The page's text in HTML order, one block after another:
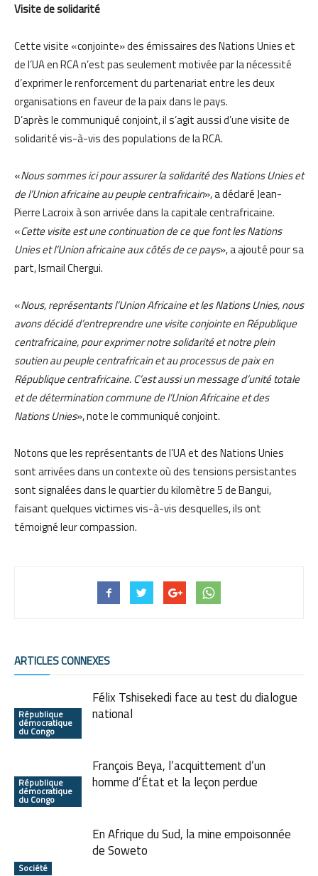
Visite de solidarité
Cette visite «conjointe» des émissaires des Nations Unies et
de l’UA en RCA n’est pas seulement motivée par la nécessité
d’exprimer le renforcement du partenariat entre les deux
organisations en faveur de la paix dans le pays.
D’après le communiqué conjoint, il s’agit aussi d’une visite de
solidarité vis-à-vis des populations de la RCA.
«Nous sommes ici pour assurer la solidarité des Nations Unies et
de l’Union africaine au peuple centrafricain», a déclaré Jean-
Pierre Lacroix à son arrivée dans la capitale centrafricaine.
«Cette visite est une continuation de ce que font les Nations
Unies et l’Union africaine aux côtés de ce pays», a ajouté pour sa
part, Ismail Chergui.
«Nous, représentants l’Union Africaine et les Nations Unies, nous
avons décidé d’entreprendre une visite conjointe en République
centrafricaine, pour exprimer notre solidarité et notre plein
soutien au peuple centrafricain et au processus de paix en
République centrafricaine. C’est aussi un message d’unité totale
et de détermination commune de l’Union Africaine et des
Nations Unies», note le communiqué conjoint.
Notons que les représentants de l’UA et des Nations Unies
sont arrivées dans un contexte où des tensions persistantes
sont signalées dans le quartier du kilomètre 5 de Bangui,
faisant quelques victimes vis-à-vis desquelles, ils ont
témoigné leur compassion.
ARTICLES CONNEXES
République
démocratique
du Congo
Félix Tshisekedi face au test du dialogue
national
République
démocratique
du Congo
François Beya, l’acquittement d’un
homme d’État et la leçon perdue
Société
En Afrique du Sud, la mine empoisonnée
de Soweto